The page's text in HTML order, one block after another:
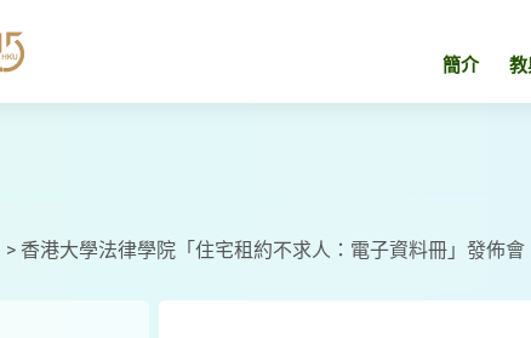
簡介
> 香港大學法律學院「住宅租約不求人：電子資料冊」發佈會